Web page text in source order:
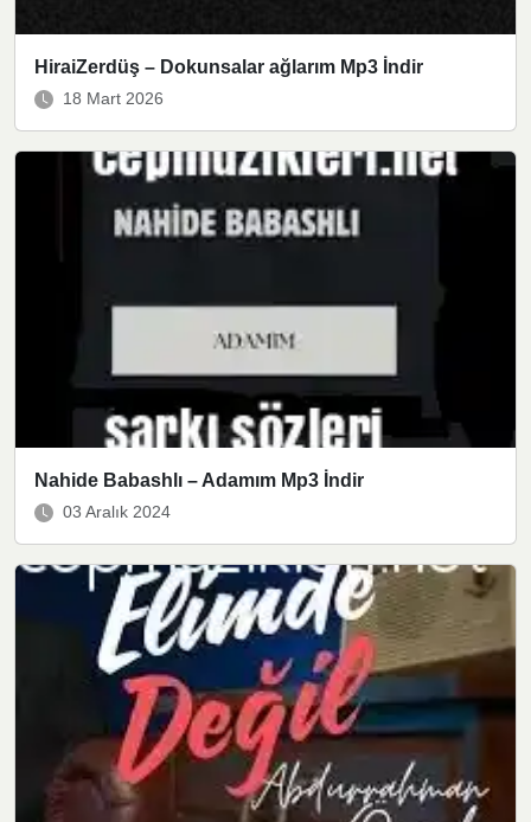
HiraiZerdüş – Dokunsalar ağlarım Mp3 İndir
18 Mart 2026
Nahide Babashlı – Adamım Mp3 İndir
03 Aralık 2024